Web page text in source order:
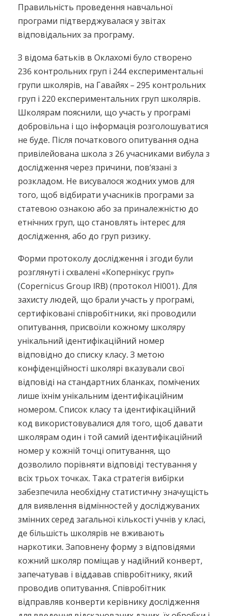
Правильність проведення навчальної
програми підтверджувалася у звітах
відповідальних за програму.
З відома батьків в Оклахомі було створено
236 контрольних груп і 244 експериментальні
групи школярів, на Гавайях – 295 контрольних
груп і 220 експериментальних груп школярів.
Школярам пояснили, що участь у програмі
добровільна і що інформація розголошуватися
не буде. Після початкового опитування одна
привілейована школа з 26 учасниками вибула з
дослідження через причини, пов’язані з
розкладом. Не висувалося жодних умов для
того, щоб відбирати учасників програми за
статевою ознакою або за приналежністю до
етнічних груп, що становлять інтерес для
дослідження, або до груп ризику.
Форми протоколу дослідження і згоди були
розглянуті і схвалені «Копернікус груп»
(Copernicus Group IRB) (протокол HI001). Для
захисту людей, що брали участь у програмі,
сертифіковані співробітники, які проводили
опитування, присвоїли кожному школяру
унікальний ідентифікаційний номер
відповідно до списку класу. З метою
конфіденційності школярі вказували свої
відповіді на стандартних бланках, помічених
лише їхнім унікальним ідентифікаційним
номером. Список класу та ідентифікаційний
код використовувалися для того, щоб давати
школярам один і той самий ідентифікаційний
номер у кожній точці опитування, що
дозволило порівняти відповіді тестування у
всіх трьох точках. Така стратегія вибірки
забезпечила необхідну статистичну значущість
для виявлення відмінностей у досліджуваних
змінних серед загальної кількості учнів у класі,
де більшість школярів не вживають
наркотики. Заповнену форму з відповідями
кожний школяр поміщав у надійний конверт,
запечатував і віддавав співробітнику, який
проводив опитування. Співробітник
відправляв конверти керівнику дослідження